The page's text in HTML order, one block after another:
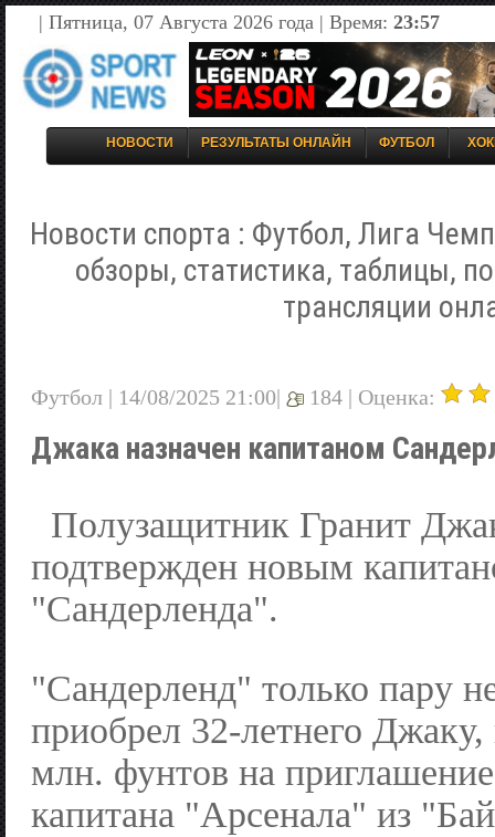
| Пятница, 07 Августа 2026 года | Время: 23:57
НОВОСТИ РЕЗУЛЬТАТЫ ОНЛАЙН ФУТБОЛ
Новости спорта : Футбол, Лига
обзоры, статистика, таблицы,
трансляции
Футбол | 14/08/2025 21:00| 184 | Оценка:
Джака назначен капитаном
Полузащитник Гранит
подтвержден новым
"Сандерленда".
"Сандерленд" только пару
приобрел 32-летнего Джаку,
млн. фунтов на
капитана "Арсенала" из